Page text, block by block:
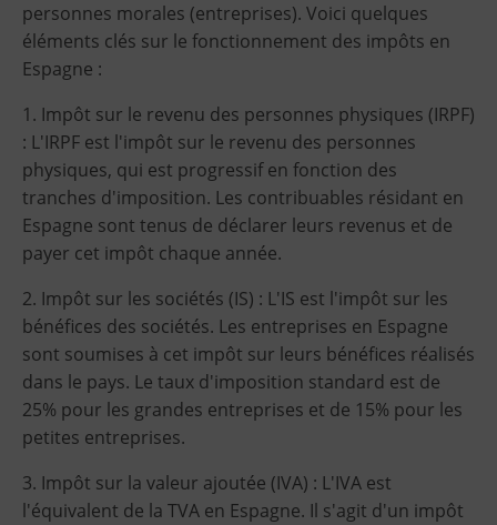
personnes morales (entreprises). Voici quelques
éléments clés sur le fonctionnement des impôts en
Espagne :
1. Impôt sur le revenu des personnes physiques (IRPF)
: L'IRPF est l'impôt sur le revenu des personnes
physiques, qui est progressif en fonction des
tranches d'imposition. Les contribuables résidant en
Espagne sont tenus de déclarer leurs revenus et de
payer cet impôt chaque année.
2. Impôt sur les sociétés (IS) : L'IS est l'impôt sur les
bénéfices des sociétés. Les entreprises en Espagne
sont soumises à cet impôt sur leurs bénéfices réalisés
dans le pays. Le taux d'imposition standard est de
25% pour les grandes entreprises et de 15% pour les
petites entreprises.
3. Impôt sur la valeur ajoutée (IVA) : L'IVA est
l'équivalent de la TVA en Espagne. Il s'agit d'un impôt